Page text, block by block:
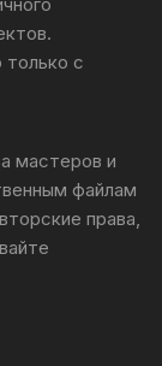
с
мастеров и
файлам
права,